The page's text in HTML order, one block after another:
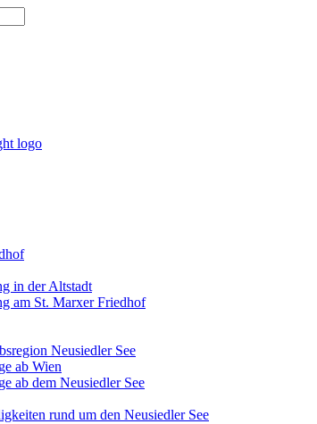
in der Altstadt
am St. Marxer Friedhof
Neusiedler See
ab Wien
ab dem Neusiedler See
rund um den Neusiedler See